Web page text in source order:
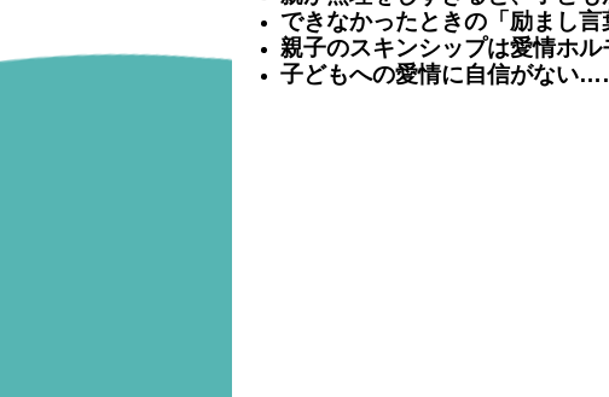
できなかったときの「励まし言
親子のスキンシップは愛情ホル
子どもへの愛情に自信がない